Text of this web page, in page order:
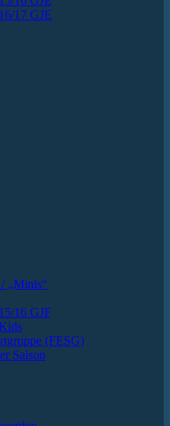
17 GJE
„Minis“
16 GJF
(FESG)
Saison